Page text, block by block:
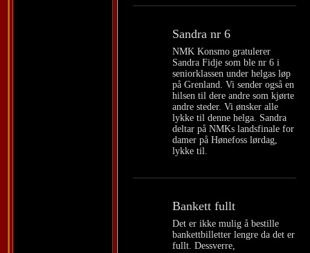
Sandra nr 6
NMK Konsmo gratulerer
Sandra Fidje som ble nr 6 i
seniorklassen under helgas løp
på Grenland. Vi sender også en
hilsen til dere andre som kjørte
andre steder. Vi ønsker alle
lykke til denne helga. Sandra
deltar på NMKs landsfinale for
damer på Hønefoss lørdag,
lykke til.
Bankett fullt
Det er ikke mulig å bestille
bankettbilletter lengre da det er
fullt. Dessverre,